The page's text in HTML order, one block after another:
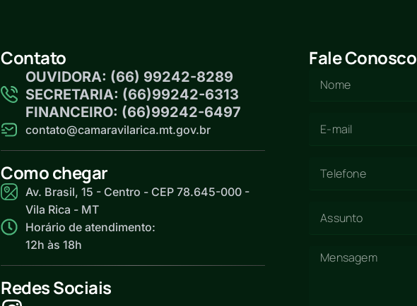
Contato
OUVIDORA: (66) 99242-8289
SECRETARIA: (66)99242-6313
FINANCEIRO: (66)99242-6497
contato@camaravilarica.mt.gov.br
Como chegar
Av. Brasil, 15 - Centro - CEP 78.645-000 -
Vila Rica - MT
Horário de atendimento:
12h às 18h
Redes Sociais
Fale Conosco